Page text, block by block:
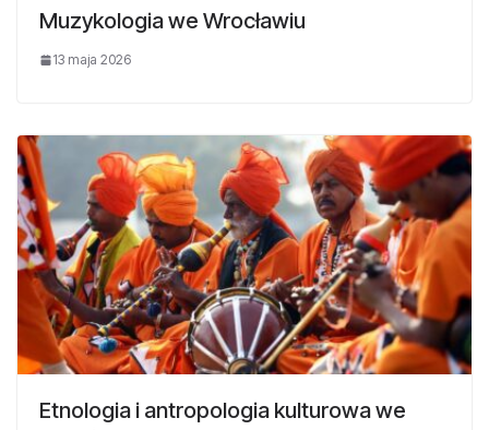
Muzykologia we Wrocławiu
13 maja 2026
Etnologia i antropologia kulturowa we